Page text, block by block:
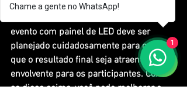
evento com painel de LED deve ser
planejado cuidadosamente para garantir
que o resultado final seja atraente e
envolvente para os participantes. Com
as dicas acima, você pode melhorar o
Chame a gente no WhatsApp!
1